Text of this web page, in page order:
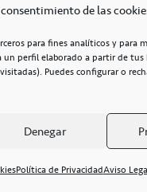
de las
para fines analíticos y para
un perfil elaborado a partir de
Puedes configurar o
Denegar
Política de PrivacidadAviso